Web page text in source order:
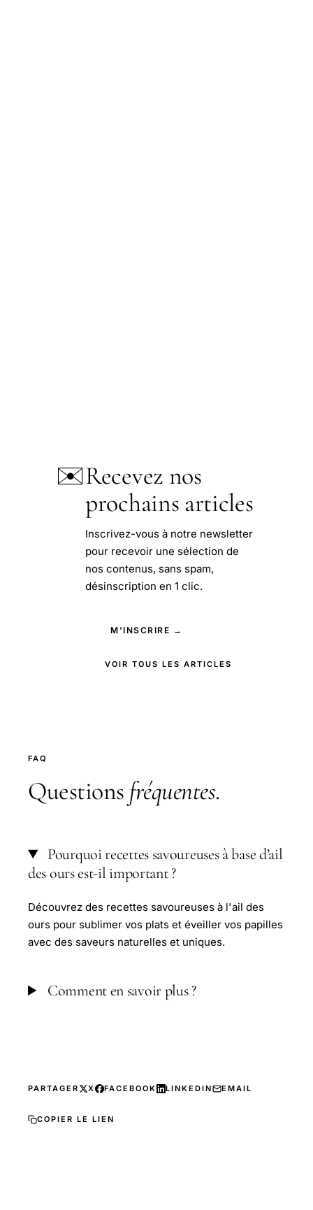
✉️Recevez nos
prochains articles
Inscrivez-vous à notre newsletter
pour recevoir une sélection de
nos contenus, sans spam,
désinscription en 1 clic.
M'INSCRIRE →
VOIR TOUS LES ARTICLES
FAQ
Questions fréquentes.
Pourquoi recettes savoureuses à base d’ail
des ours est-il important ?
Découvrez des recettes savoureuses à l'ail des
ours pour sublimer vos plats et éveiller vos papilles
avec des saveurs naturelles et uniques.
Comment en savoir plus ?
PARTAGER X FACEBOOK LINKEDIN EMAIL
COPIER LE LIEN